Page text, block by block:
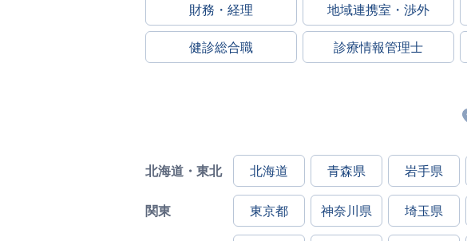
財務・経理 地域連携室・渉外
健診総合職 診療情報管理士
北海道・東北 北海道 青森県 岩手県
関東 東京都 神奈川県 埼玉県